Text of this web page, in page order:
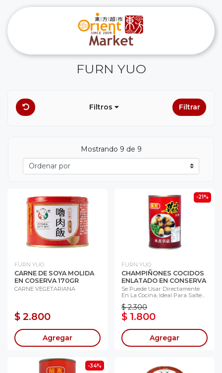
FURN YUO
Filtros Filtrar
Mostrando 9 de 9
FURN YUO
CARNE DE SOYA MOLIDA
EN COSERVA 170GR
CARNE VEGETARIANA
$ 2.800
Agregar
-21%
FURN YUO
CHAMPIÑONES COCIDOS
ENLATADO EN CONSERVA
Se Puede Usar Directamente
En La Cocina, Ideal Para Salte...
$ 2.300
$ 1.800
Agregar
-34%